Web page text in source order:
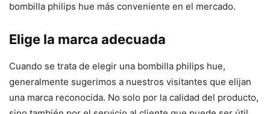
bombilla philips hue más conveniente en el mercado.
Elige la marca adecuada
Cuando se trata de elegir una bombilla philips hue,
generalmente sugerimos a nuestros visitantes que elijan
una marca reconocida. No solo por la calidad del producto,